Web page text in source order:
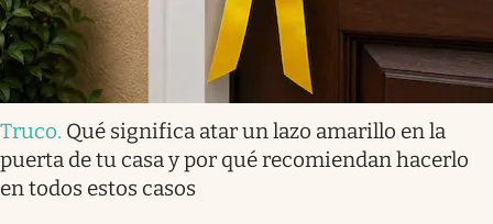
Truco. Qué significa atar un lazo amarillo en la
puerta de tu casa y por qué recomiendan hacerlo
en todos estos casos